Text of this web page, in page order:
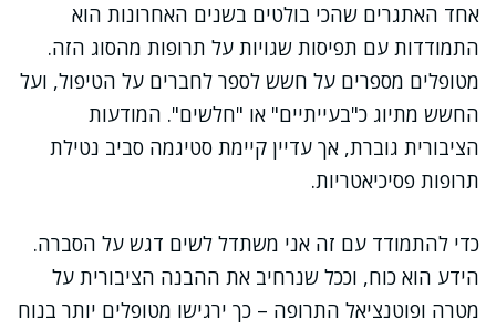
אחד האתגרים שהכי בולטים בשנים האחרונות הוא
התמודדות עם תפיסות שגויות על תרופות מהסוג הזה.
מטופלים מספרים על חשש לספר לחברים על הטיפול, ועל
החשש מתיוג כ"בעייתיים" או "חלשים". המודעות
הציבורית גוברת, אך עדיין קיימת סטיגמה סביב נטילת
תרופות פסיכיאטריות.
כדי להתמודד עם זה אני משתדל לשים דגש על הסברה.
הידע הוא כוח, וככל שנרחיב את ההבנה הציבורית על
מטרה ופוטנציאל התרופה – כך ירגישו מטופלים יותר בנוח